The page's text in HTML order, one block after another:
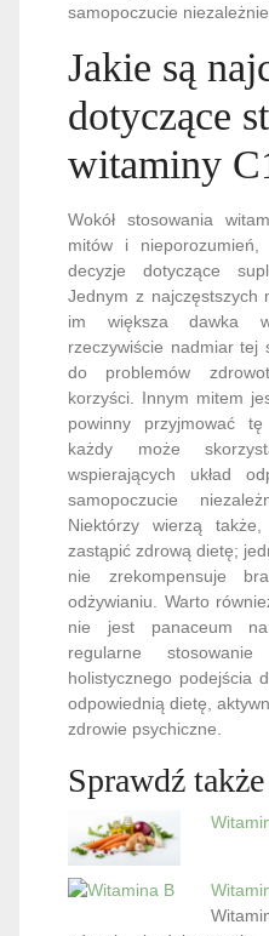
samopoczucie
Jakie są
dotyczące
witaminy
Wokół stosowania
mitów i
decyzje dotyczące
Jednym z najczęstszych
im większa dawka
rzeczywiście nadmiar tej
do problemów
korzyści. Innym mitem
powinny przyjmować
każdy może
wspierających układ
samopoczucie
Niektórzy wierzą
zastąpić zdrową dietę;
nie zrekompensuje
odżywianiu. Warto
nie jest panaceum
regularne
holistycznego podejścia
odpowiednią dietę,
zdrowie psychiczne.
Sprawdź także